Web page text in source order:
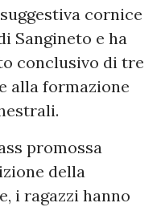
cornice
Sangineto e ha
conclusivo di tre
alla formazione
promossa
della
i ragazzi hanno